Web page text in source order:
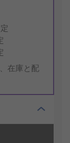
在庫と配